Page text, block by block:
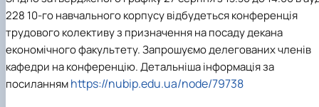
Сторінка аспіранта
228 10-го навчального корпусу відбудеться конференція
трудового колективу з призначення на посаду декана
економічного факультету. Запрошуємо делегованих членів
кафедри на конференцію. Детальніша інформація за
посиланнямhttps://nubip.edu.ua/node/79738